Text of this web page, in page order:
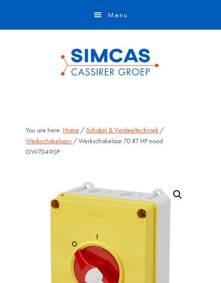
Menu
You are here: Home /Schakel & Verdeeltechniek /
Werkschakelaars / Werkschakelaar 70 RT HP nood
GW70490P